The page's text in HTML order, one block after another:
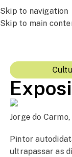
Skip to navigation
Skip to main
Jorge do
Pintor
ultrapassar as